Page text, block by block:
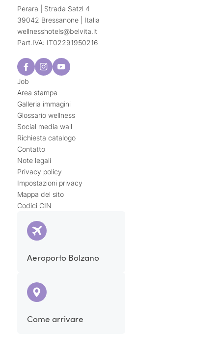
Perara | Strada Satzl 4
39042 Bressanone | Italia
wellnesshotels@belvita.it
Part.IVA: IT02291950216
Job
Area stampa
Galleria immagini
Glossario wellness
Social media wall
Richiesta catalogo
Contatto
Note legali
Privacy policy
Impostazioni privacy
Mappa del sito
Codici CIN
Aeroporto Bolzano
Come arrivare